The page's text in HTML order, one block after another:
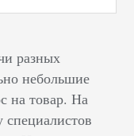
разных
небольшие
на товар. На